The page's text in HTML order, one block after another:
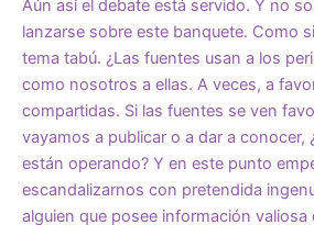
Aún así el debate está servido. Y no
lanzarse sobre este banquete. Como
tema tabú. ¿Las fuentes usan a los
como nosotros a ellas. A veces, a
compartidas. Si las fuentes se ven
vayamos a publicar o a dar a conocer,
están operando? Y en este punto
escandalizarnos con pretendida
alguien que posee información valiosa